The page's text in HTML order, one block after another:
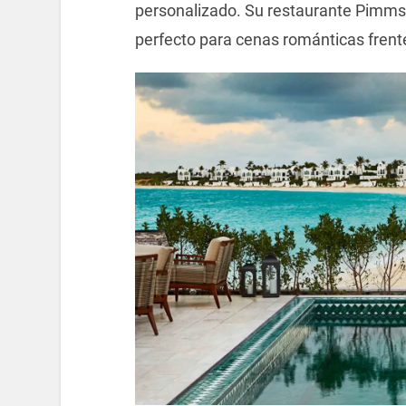
personalizado. Su restaurante
perfecto para cenas románticas